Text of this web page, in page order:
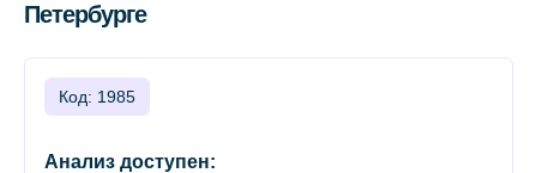
Петербурге
Код: 1985
Анализ доступен: